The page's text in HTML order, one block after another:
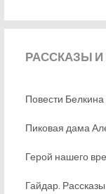
РАССКАЗЫ И
Повести
Пиковая дама
Герой нашего
Гайдар.